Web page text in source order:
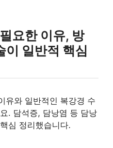
요한 이유, 방
이 일반적 핵심
유와 일반적인 복강경 수
. 담석증, 담낭염 등 담낭
심 정리했습니다.